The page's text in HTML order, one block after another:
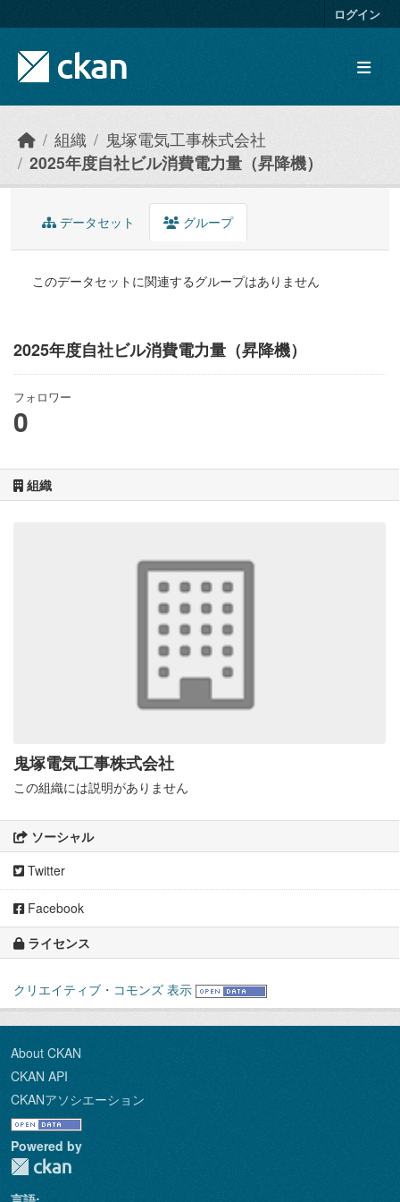
ログイン
組織
鬼塚電気工事株式会社
2025年度自社ビル消費電力量（昇降機）
2025年度自社ビル消費電力量（昇降機）
フォロワー
0
組織
鬼塚電気工事株式会社
この組織には説明がありません
ソーシャル
Twitter
Facebook
ライセンス
クリエイティブ・コモンズ 表示
データセット グループ
このデータセットに関連するグループはありません
About CKAN
CKAN API
CKANアソシエーション
Powered by